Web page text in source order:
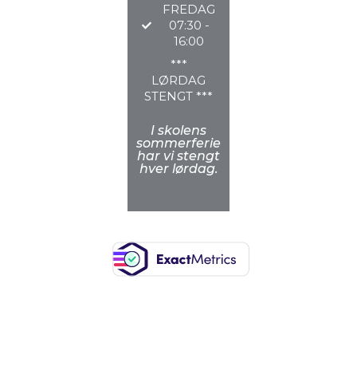
FREDAG
07:30 -
16:00
***
LØRDAG
STENGT ***
I skolens
sommerferie
har vi stengt
hver lørdag.